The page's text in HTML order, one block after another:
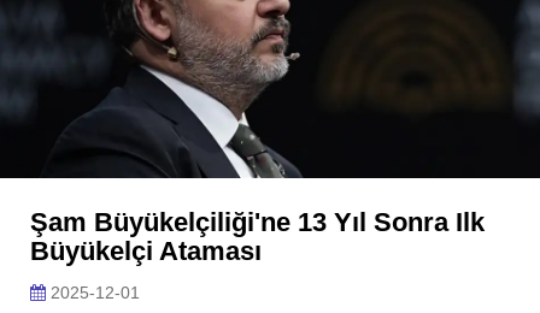
Şam Büyükelçiliği'ne 13 Yıl Sonra Ilk
Büyükelçi Ataması
2025-12-01